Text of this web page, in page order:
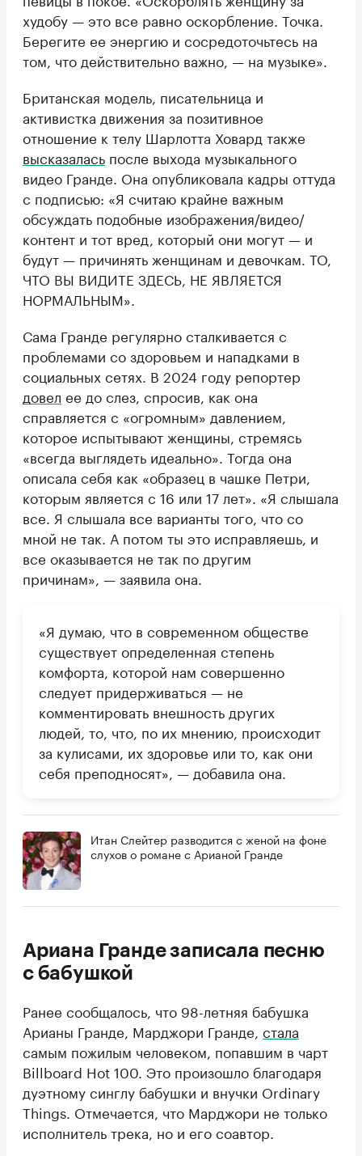
худобу — это все равно оскорбление. Точка.
Берегите ее энергию и сосредоточьтесь на
том, что действительно важно, — на музыке».
Британская модель, писательница и
активистка движения за позитивное
отношение к телу Шарлотта Ховард также
высказалась после выхода музыкального
видео Гранде. Она опубликовала кадры оттуда
с подписью: «Я считаю крайне важным
обсуждать подобные изображения/видео/
контент и тот вред, который они могут — и
будут — причинять женщинам и девочкам. ТО,
ЧТО ВЫ ВИДИТЕ ЗДЕСЬ, НЕ ЯВЛЯЕТСЯ
НОРМАЛЬНЫМ».
Сама Гранде регулярно сталкивается с
проблемами со здоровьем и нападками в
социальных сетях. В 2024 году репортер
довел ее до слез, спросив, как она
справляется с «огромным» давлением,
которое испытывают женщины, стремясь
«всегда выглядеть идеально». Тогда она
описала себя как «образец в чашке Петри,
которым является с 16 или 17 лет». «Я слышала
все. Я слышала все варианты того, что со
мной не так. А потом ты это исправляешь, и
все оказывается не так по другим
причинам», — заявила она.
«Я думаю, что в современном обществе
существует определенная степень
комфорта, которой нам совершенно
следует придерживаться — не
комментировать внешность других
людей, то, что, по их мнению, происходит
за кулисами, их здоровье или то, как они
себя преподносят», — добавила она.
Итан Слейтер разводится с женой на фоне
слухов о романе с Арианой Гранде
Ариана Гранде записала песню
с бабушкой
Ранее сообщалось, что 98-летняя бабушка
Арианы Гранде, Марджори Гранде, стала
самым пожилым человеком, попавшим в чарт
Billboard Hot 100. Это произошло благодаря
дуэтному синглу бабушки и внучки Ordinary
Things. Отмечается, что Марджори не только
исполнитель трека, но и его соавтор.